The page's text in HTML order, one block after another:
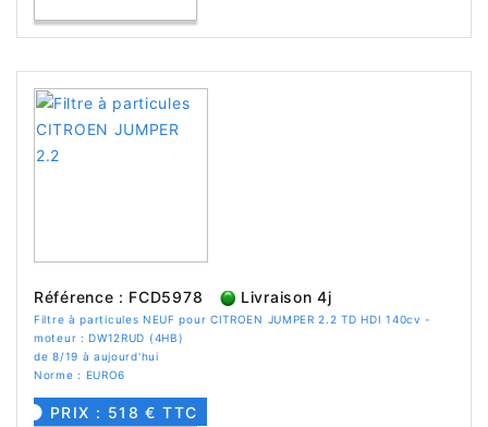
Référence : FCD5978 Livraison 4j
Filtre à particules NEUF pour CITROEN JUMPER 2.2 TD HDI 140cv -
moteur : DW12RUD (4HB)
de 8/19 à aujourd'hui
Norme : EURO6
PRIX : 518 € TTC